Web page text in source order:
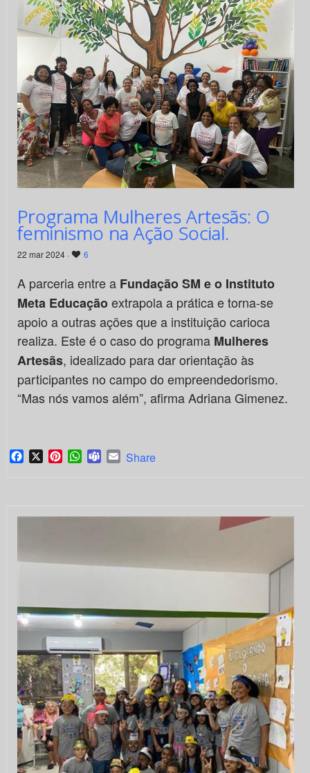
Programa Mulheres Artesãs: O
feminismo na Ação Social.
22 mar 2024 · 6
A parceria entre a Fundação SM e o Instituto
Meta Educaçãoextrapola a prática e torna-se
apoio a outras ações que a instituição carioca
realiza. Este é o caso do programa Mulheres
Artesãs, idealizado para dar orientação às
participantes no campo do empreendedorismo.
“Mas nós vamos além”, afirma Adriana Gimenez.
Facebook
X PinterestWhatsApp
TeamsEmail
Share